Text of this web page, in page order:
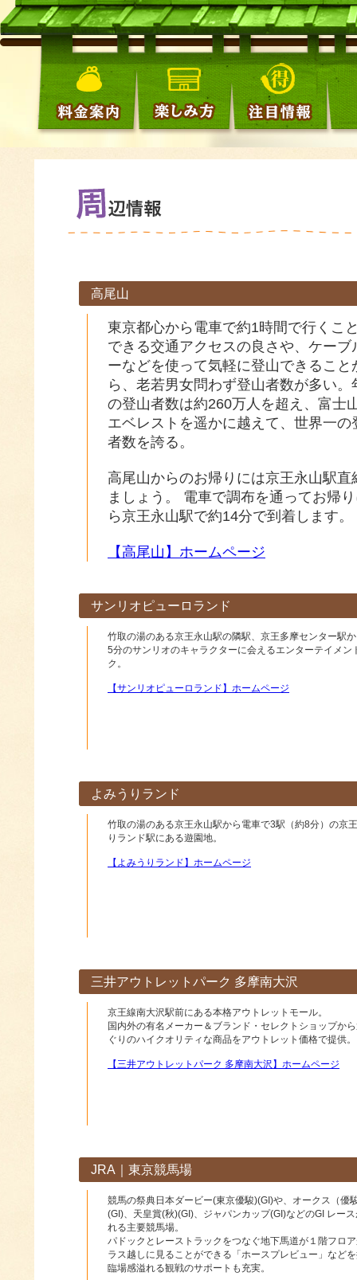
高尾山
東京都心から電車で約1時間で行くこ
できる交通アクセスの良さや、ケーブ
ーなどを使って気軽に登山できること
ら、老若男女問わず登山者数が多い。
の登山者数は約260万人を超え、富士
エベレストを遥かに越えて、世界一の
者数を誇る。
高尾山からのお帰りには京王永山駅
ましょう。 電車で調布を通ってお帰
ら京王永山駅で約14分で到着します。
【高尾山】ホームページ
サンリオピューロランド
竹取の湯のある京王永山駅の隣駅、京王多摩センター駅
5分のサンリオのキャラクターに会えるエンターテイメン
ク。
【サンリオピューロランド】ホームページ
よみうりランド
竹取の湯のある京王永山駅から電車で3駅（約8分）の京
りランド駅にある遊園地。
【よみうりランド】ホームページ
三井アウトレットパーク 多摩南大沢
京王線南大沢駅前にある本格アウトレットモール。
国内外の有名メーカー＆ブランド・セレクトショップか
ぐりのハイクオリティな商品をアウトレット価格で提供。
【三井アウトレットパーク 多摩南大沢】ホームページ
JRA｜東京競馬場
競馬の祭典日本ダービー(東京優駿)(GI)や、オークス（優
(GI)、天皇賞(秋)(GI)、ジャパンカップ(GI)などのGI レー
れる主要競馬場。
パドックとレーストラックをつなぐ地下馬道が１階フロ
ラス越しに見ることができる「ホースプレビュー」など
臨場感溢れる観戦のサポートも充実。